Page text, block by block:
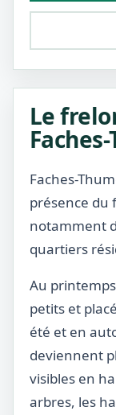
Le
Faches-
présence du
notamment
quartiers
Au
petits et
été et en
deviennent
visibles en
arbres, les